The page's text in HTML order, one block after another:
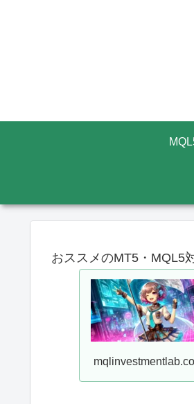
おススメのMT5・MQL5